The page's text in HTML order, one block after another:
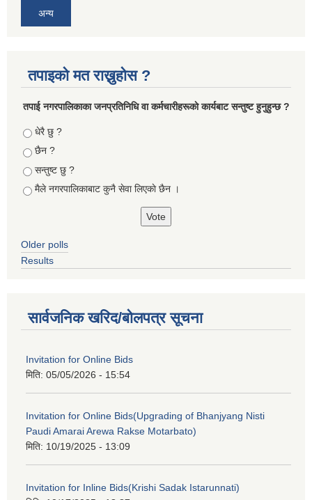
अन्य
तपाइको मत राख्नुहोस ?
तपा‌ई नगरपालिकाका जनप्रतिनिधि वा कर्मचारीहरूकाे कार्यबाट सन्तुष्ट हुनुहुन्छ ?
Choices
धेरै छु ?
छैन ?
सन्तुष्ट छु ?
मैले नगरपालिकाबाट कुनै सेवा लिएकाे छैन ।
Older polls
Results
सार्वजनिक खरिद/बोलपत्र सूचना
Invitation for Online Bids
मिति: 05/05/2026 - 15:54
Invitation for Online Bids(Upgrading of Bhanjyang Nisti
Paudi Amarai Arewa Rakse Motarbato)
मिति: 10/19/2025 - 13:09
Invitation for Inline Bids(Krishi Sadak Istarunnati)